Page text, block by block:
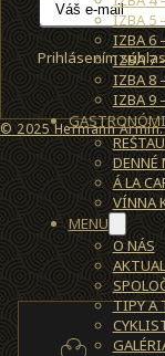
IZBA 5
IZBA 6
IZBA 7
IZBA 8
IZBA 9
DENNÉ
Á LA
VÍNNA
MENU
O NÁS
TIPY A
Prihlásením
© 2025 Hermann